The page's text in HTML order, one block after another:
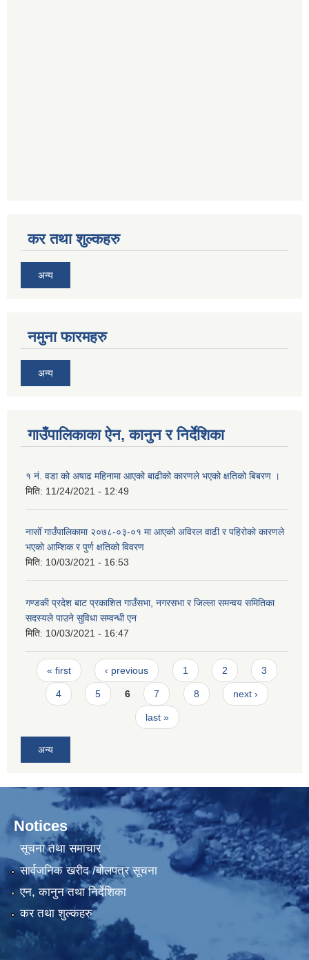
कर तथा शुल्कहरु
अन्य
नमुना फारमहरु
अन्य
गाउँपालिकाका ऐन, कानुन र निर्देशिका
१ नं. वडा को अषाढ महिनामा आएको बाढीको कारणले भएको क्षतिको बिबरण ।
मिति: 11/24/2021 - 12:49
नासोँ गाउँपालिकामा २०७८-०३-०१ मा आएको अविरल वाढी र पहिरोकाे कारणले
भएकाे आम्शिक र पुर्ण क्षतिको विवरण
मिति: 10/03/2021 - 16:53
गण्डकी प्रदेश बाट प्रकाशित गाउँसभा, नगरसभा र जिल्ला समन्वय समितिका
सदस्यले पाउने सुविधा सम्वन्धी एन
मिति: 10/03/2021 - 16:47
Pages
« first ‹ previous 1 2 3
4 5 6 7 8 next ›
last »
अन्य
Notices
सूचना तथा समाचार
सार्वजनिक खरीद /बोलपत्र सूचना
एन, कानुन तथा निर्देशिका
कर तथा शुल्कहरु